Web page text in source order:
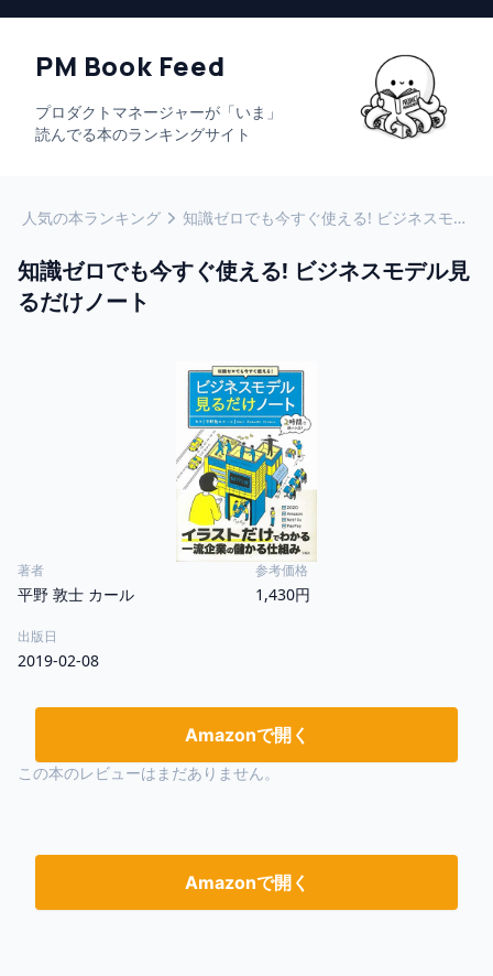
PM Book Feed
プロダクトマネージャーが「いま」
読んでる本のランキングサイト
人気の本ランキング 知識ゼロでも今すぐ使える! ビジネスモデル見るだけノート
知識ゼロでも今すぐ使える! ビジネスモデル見
るだけノート
著者
平野 敦士 カール
参考価格
1,430円
出版日
2019-02-08
Amazonで開く
この本のレビューはまだありません。
Amazonで開く